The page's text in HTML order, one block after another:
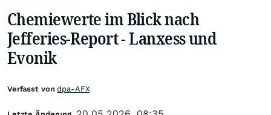
Chemiewerte im Blick nach
Jefferies-Report - Lanxess und
Evonik
Verfasst vondpa-AFX